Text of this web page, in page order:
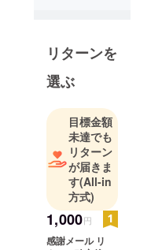
ストの支援
をお願いし
たいです。
年11月まで
にユーザー
数1000人、
イベント数
50を目標に
していま
す。
リターンを
選ぶ
目標金額
未達でも
リターン
が届きま
す(All-in
方式)
1,000円
感謝メール リ